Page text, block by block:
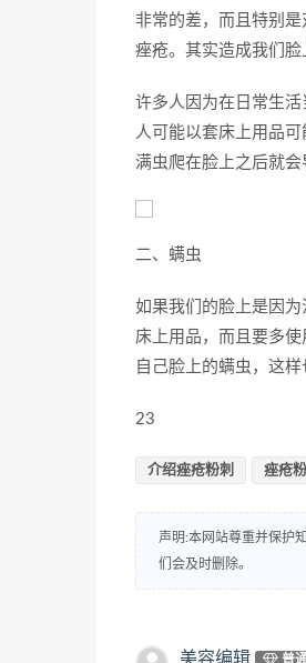
非常的差，而且特别
痤疮。其实造成我们
许多人因为在日常生
人可能以套床上用品
满虫爬在脸上之后就
二、螨虫
如果我们的脸上是因
床上用品，而且要多
自己脸上的螨虫，这
23
介绍痤疮粉刺 痤疮
声明:本网站尊重并保护
们会及时删除。
美容编辑 普